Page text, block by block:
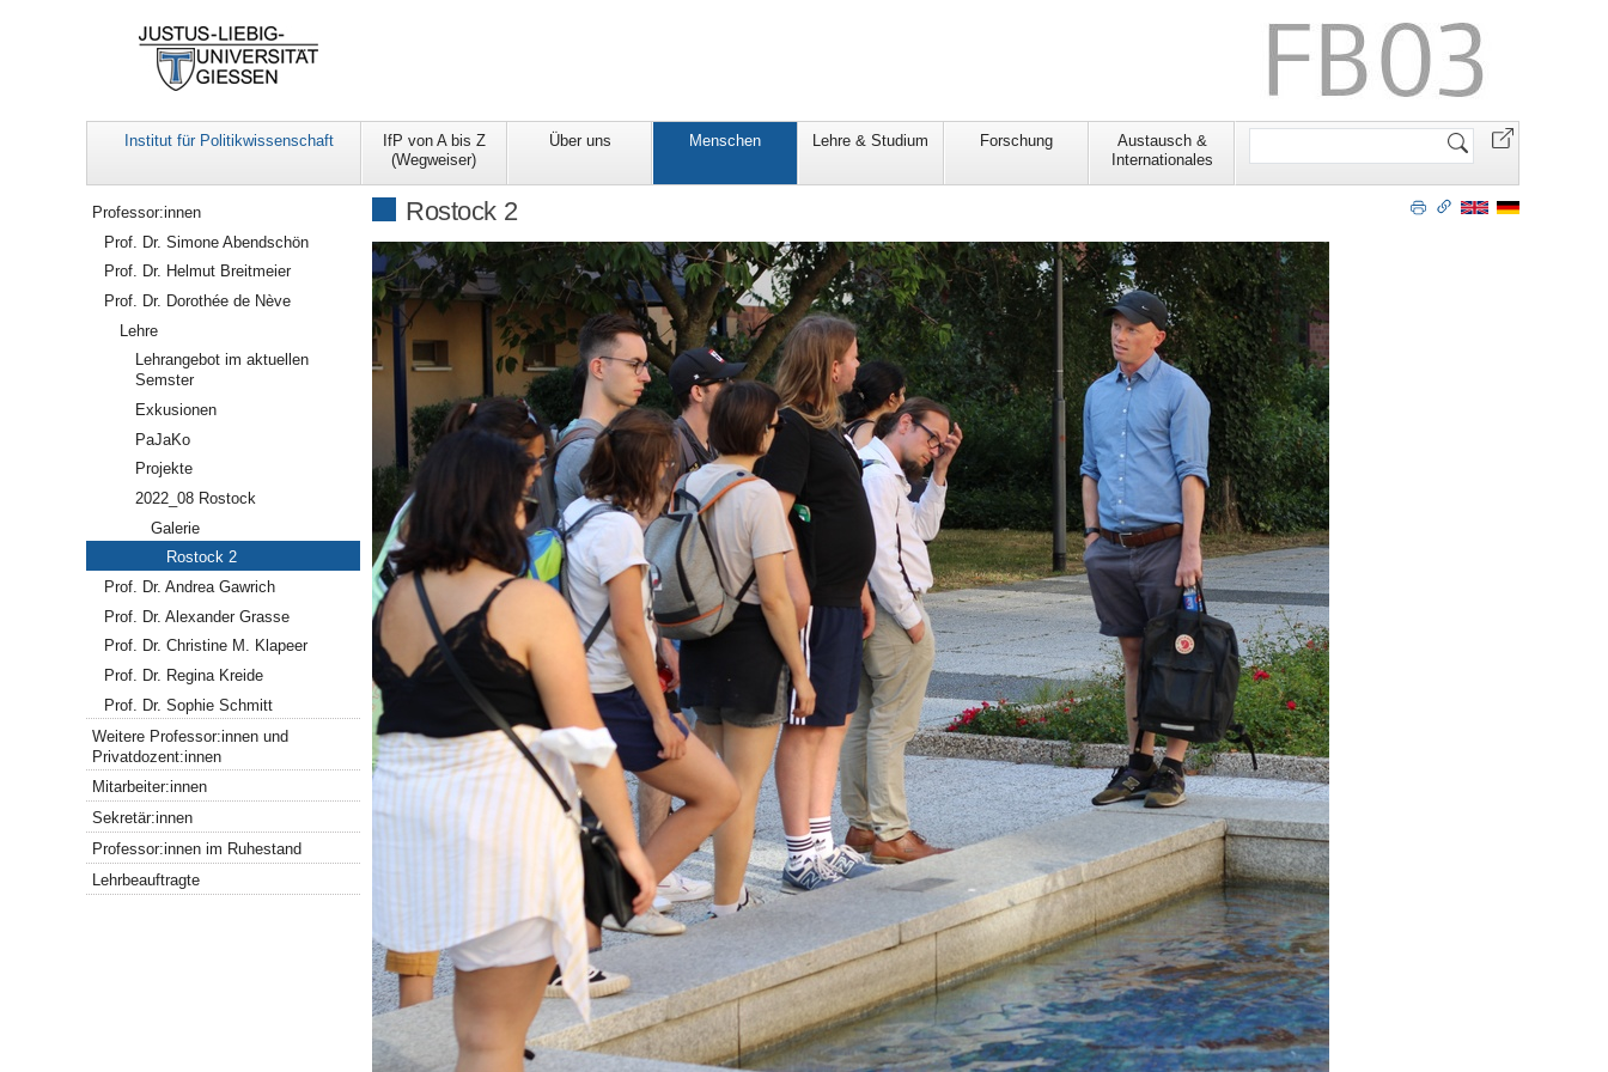
Institut für Politikwissenschaft
IfP von A bis Z
(Wegweiser)
Über uns Menschen Lehre & Studium Forschung
Austausch &
Internationales
Website
Rostock 2
Navigation
Professor:innen
Prof. Dr. Simone Abendschön
Prof. Dr. Helmut Breitmeier
Prof. Dr. Dorothée de Nève
Lehre
Lehrangebot im aktuellen
Semster
Exkusionen
PaJaKo
Projekte
2022_08 Rostock
Galerie
Rostock 2
Prof. Dr. Andrea Gawrich
Prof. Dr. Alexander Grasse
Prof. Dr. Christine M. Klapeer
Prof. Dr. Regina Kreide
Prof. Dr. Sophie Schmitt
Weitere Professor:innen und
Privatdozent:innen
Mitarbeiter:innen
Sekretär:innen
Professor:innen im Ruhestand
Lehrbeauftragte